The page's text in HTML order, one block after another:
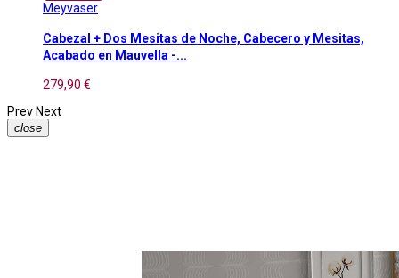
Meyvaser
Cabezal + Dos Mesitas de Noche, Cabecero y Mesitas,
Acabado en Mauvella -...
279,90 €
Prev Next
close